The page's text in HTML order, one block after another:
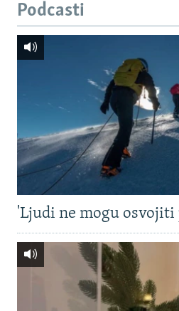
Podcasti
'Ljudi ne mogu